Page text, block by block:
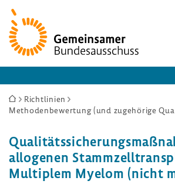
Zur
Startseite
Sie
sind
Richtlinien
Methodenbewertung (und zugehörige
allo­genen
Multi­plem Myelom (nicht